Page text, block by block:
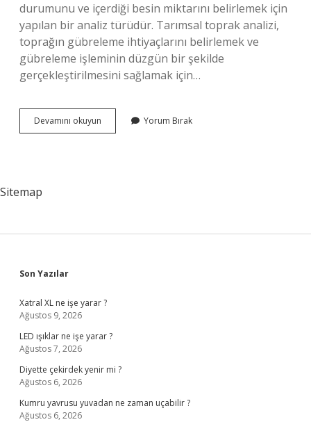
durumunu ve içerdiği besin miktarını belirlemek için
yapılan bir analiz türüdür. Tarımsal toprak analizi,
toprağın gübreleme ihtiyaçlarını belirlemek ve
gübreleme işleminin düzgün bir şekilde
gerçekleştirilmesini sağlamak için…
Devamını okuyun
Analizi
Yorum Bırak
Sitemap
Sidebar
Son Yazılar
Xatral XL ne işe yarar ?
Ağustos 9, 2026
LED ışıklar ne işe yarar ?
Ağustos 7, 2026
Diyette çekirdek yenir mi ?
Ağustos 6, 2026
Kumru yavrusu yuvadan ne zaman uçabilir ?
Ağustos 6, 2026